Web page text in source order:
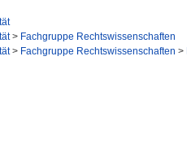
> Fachgruppe Rechtswissenschaften
> Fachgruppe Rechtswissenschaften >